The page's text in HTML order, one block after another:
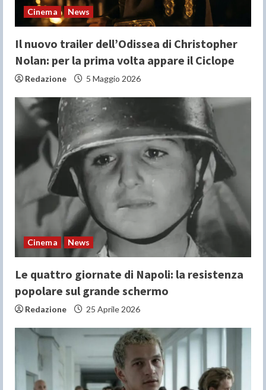
n
g
Cinema News
Il nuovo trailer dell’Odissea di Christopher
Nolan: per la prima volta appare il Ciclope
Redazione 5 Maggio 2026
Cinema News
Le quattro giornate di Napoli: la resistenza
popolare sul grande schermo
Redazione 25 Aprile 2026